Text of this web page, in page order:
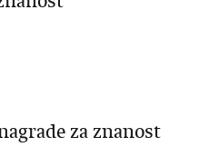
za znanost